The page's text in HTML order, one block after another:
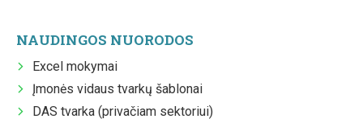
NAUDINGOS NUORODOS
Excel mokymai
Įmonės vidaus tvarkų šablonai
DAS tvarka (privačiam sektoriui)